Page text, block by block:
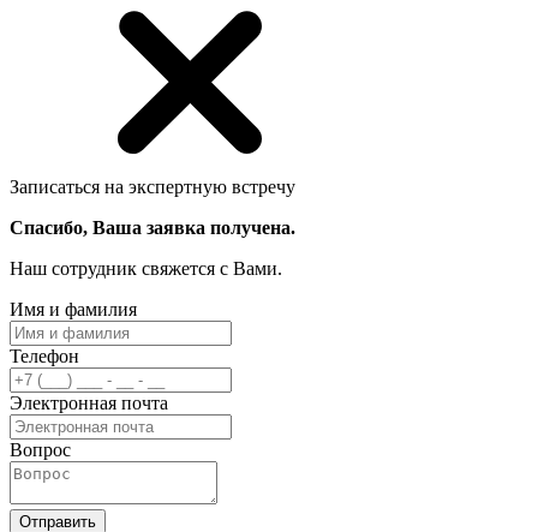
Записаться на экспертную встречу
Спасибо, Ваша заявка получена.
Наш сотрудник свяжется с Вами.
Имя и фамилия
Телефон
Электронная почта
Вопрос
Отправить